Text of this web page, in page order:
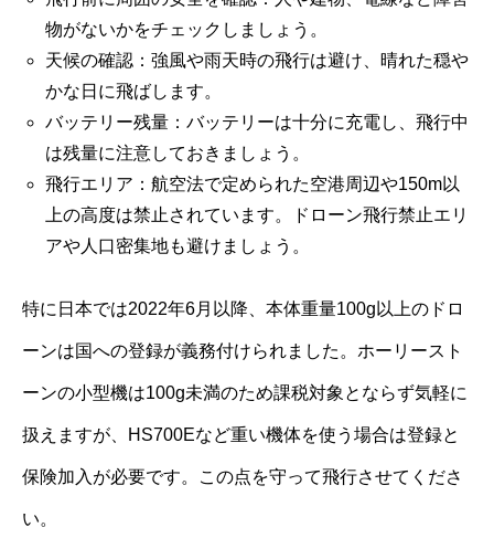
物がないかをチェックしましょう。
天候の確認：強風や雨天時の飛行は避け、晴れた穏や
かな日に飛ばします。
バッテリー残量：バッテリーは十分に充電し、飛行中
は残量に注意しておきましょう。
飛行エリア：航空法で定められた空港周辺や150m以
上の高度は禁止されています。ドローン飛行禁止エリ
アや人口密集地も避けましょう。
特に日本では2022年6月以降、本体重量100g以上のドロ
ーンは国への登録が義務付けられました。ホーリースト
ーンの小型機は100g未満のため課税対象とならず気軽に
扱えますが、HS700Eなど重い機体を使う場合は登録と
保険加入が必要です。この点を守って飛行させてくださ
い。